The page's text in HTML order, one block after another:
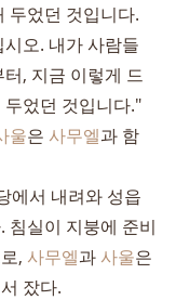
두었던 것입니다.
오. 내가 사람들
, 지금 이렇게 드
었던 것입니다."
울은 사무엘과 함
에서 내려와 성읍
침실이 지붕에 준비
, 사무엘과 사울은
잤다.